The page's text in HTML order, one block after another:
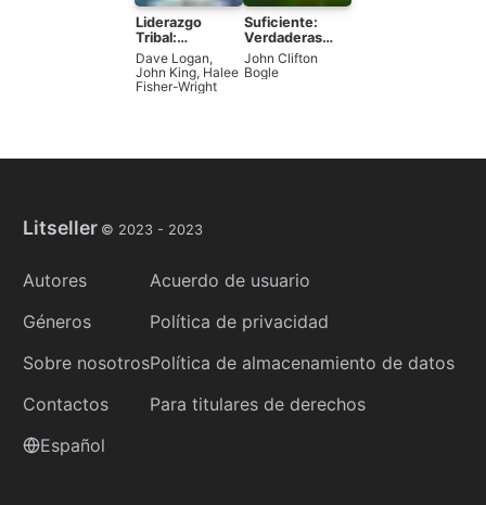
Liderazgo
Tribal:
Aprovechando
los Grupos
Naturales para
Construir una
Dave Logan,
John King, Halee
Fisher-Wright
Suficiente:
Verdaderas
medidas del
dinero, los
negocios y la
John Clifton
Bogle
Litseller © 2023 - 2023
Autores
Géneros
Sobre nosotros
Contactos
Acuerdo de usuario
Política de privacidad
Política de almacenamiento de datos
Para titulares de derechos
Español